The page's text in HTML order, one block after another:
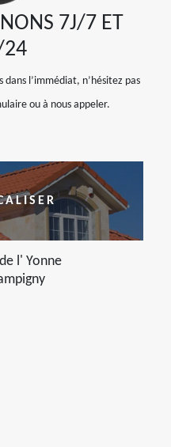
7J/7 ET
24
dans l’immédiat, n’hésitez pas
ou à nous appeler.
l' Yonne